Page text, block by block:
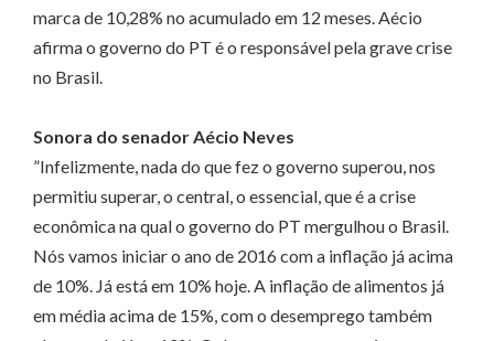
marca de 10,28% no acumulado em 12 meses. Aécio
afirma o governo do PT é o responsável pela grave crise
no Brasil.
Sonora do senador Aécio Neves
”Infelizmente, nada do que fez o governo superou, nos
permitiu superar, o central, o essencial, que é a crise
econômica na qual o governo do PT mergulhou o Brasil.
Nós vamos iniciar o ano de 2016 com a inflação já acima
de 10%. Já está em 10% hoje. A inflação de alimentos já
em média acima de 15%, com o desemprego também